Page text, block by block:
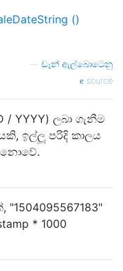
()
ඩෑන් ඇල්බොටෙනු
source
YYYY) ලබා ගැනීම
ඉල්ලූ පරිදි කාලය
නොවේ.
* 1000